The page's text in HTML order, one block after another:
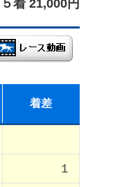
５着 21,000円
着差
１